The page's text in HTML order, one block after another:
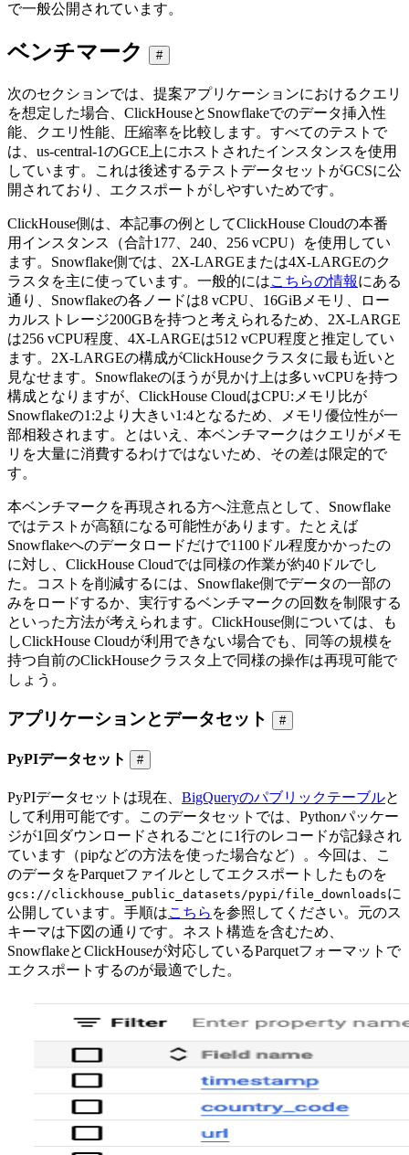
で一般公開されています。
ベンチマーク #
次のセクションでは、提案アプリケーションにおけるクエリ
を想定した場合、ClickHouseとSnowflakeでのデータ挿入性
能、クエリ性能、圧縮率を比較します。すべてのテストで
は、us-central-1のGCE上にホストされたインスタンスを使用
しています。これは後述するテストデータセットがGCSに公
開されており、エクスポートがしやすいためです。
ClickHouse側は、本記事の例としてClickHouse Cloudの本番
用インスタンス（合計177、240、256 vCPU）を使用してい
ます。Snowflake側では、2X-LARGEまたは4X-LARGEのク
ラスタを主に使っています。一般的にはこちらの情報にある
通り、Snowflakeの各ノードは8 vCPU、16GiBメモリ、ロー
カルストレージ200GBを持つと考えられるため、2X-LARGE
は256 vCPU程度、4X-LARGEは512 vCPU程度と推定してい
ます。2X-LARGEの構成がClickHouseクラスタに最も近いと
見なせます。Snowflakeのほうが見かけ上は多いvCPUを持つ
構成となりますが、ClickHouse CloudはCPU:メモリ比が
Snowflakeの1:2より大きい1:4となるため、メモリ優位性が一
部相殺されます。とはいえ、本ベンチマークはクエリがメモ
リを大量に消費するわけではないため、その差は限定的で
す。
本ベンチマークを再現される方へ注意点として、Snowflake
ではテストが高額になる可能性があります。たとえば
Snowflakeへのデータロードだけで1100ドル程度かかったの
に対し、ClickHouse Cloudでは同様の作業が約40ドルでし
た。コストを削減するには、Snowflake側でデータの一部の
みをロードするか、実行するベンチマークの回数を制限する
といった方法が考えられます。ClickHouse側については、も
しClickHouse Cloudが利用できない場合でも、同等の規模を
持つ自前のClickHouseクラスタ上で同様の操作は再現可能で
しょう。
アプリケーションとデータセット #
PyPIデータセット #
PyPIデータセットは現在、 BigQueryのパブリックテーブルと
して利用可能です。このデータセットでは、Pythonパッケー
ジが1回ダウンロードされるごとに1行のレコードが記録され
ています（pipなどの方法を使った場合など）。今回は、こ
のデータをParquetファイルとしてエクスポートしたものを
gcs://clickhouse_public_datasets/pypi/file_downloadsに
公開しています。手順はこちら を参照してください。元のス
キーマは下図の通りです。ネスト構造を含むため、
SnowflakeとClickHouseが対応しているParquetフォーマットで
エクスポートするのが最適でした。